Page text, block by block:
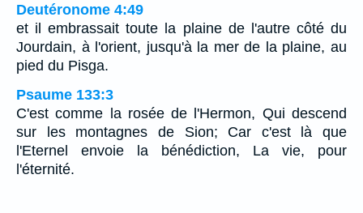
Deutéronome 4:49
et il embrassait toute la plaine de l'autre côté du
Jourdain, à l'orient, jusqu'à la mer de la plaine, au
pied du Pisga.
Psaume 133:3
C'est comme la rosée de l'Hermon, Qui descend
sur les montagnes de Sion; Car c'est là que
l'Eternel envoie la bénédiction, La vie, pour
l'éternité.